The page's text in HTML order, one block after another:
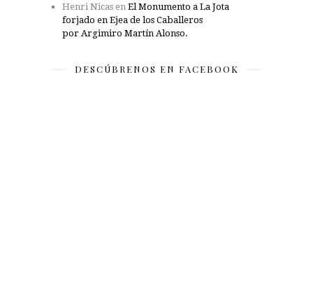
Henri Nicas en El Monumento a La Jota
forjado en Ejea de los Caballeros
por Argimiro Martín Alonso.
DESCÚBRENOS EN FACEBOOK